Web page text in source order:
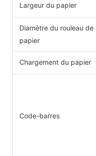
Largeur du papier
Diamètre du rouleau de
papier
Chargement du papier
Code-barres